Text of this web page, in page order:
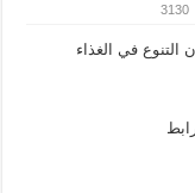
3130
التنوع في الغذاء